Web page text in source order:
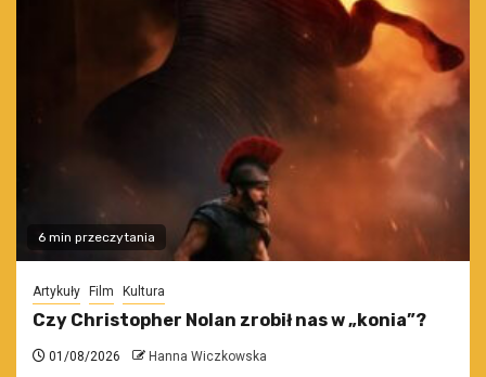
6 min przeczytania
Artykuły Film Kultura
Czy Christopher Nolan zrobił nas w „konia”?
01/08/2026 Hanna Wiczkowska